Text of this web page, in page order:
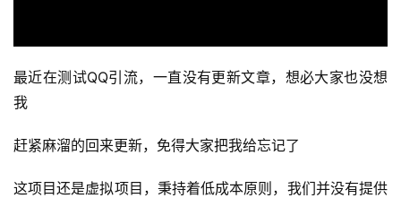
最近在测试QQ引流，一直没有更新文章，想必大家也没想
我
赶紧麻溜的回来更新，免得大家把我给忘记了
这项目还是虚拟项目，秉持着低成本原则，我们并没有提供